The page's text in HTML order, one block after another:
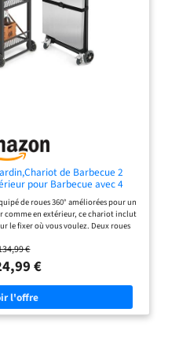
pour garder des accessoires
supplémentaires à portée de main.
Une grande poignée latérale permet
de déplacer facilement le chariot.
CARACTÉRISTIQUES | La table
dispose également d’un meuble
fabriquée en acier thermolaqué de
particulièrement robuste et
durable. De plus, la table peut
de Barbecue 2
pour Barbecue avec 4
Crochets pour BBQ,Four a
x 86 cm,Nero
de roues 360° améliorées pour un
comme en extérieur, ce chariot inclut
le fixer où vous voulez. Deux roues
effort pour votre confort. Utilisations
est un allié pratique pour toutes les
intérieure ou extérieure. Avec
de rangement généreux, une surface
inférieur pour stocker vos ingrédients
en toute simplicité. Dimensions et
x 47 x 86 cm cm, ce chariot pliable
€
€